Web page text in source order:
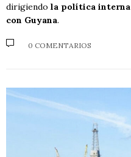
dirigiendo la política interna
con Guyana.
0 COMENTARIOS